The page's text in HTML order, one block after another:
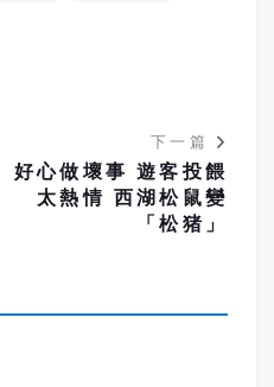
下一篇
好心做壞事 遊客投餵
太熱情 西湖松鼠變
「松猪」